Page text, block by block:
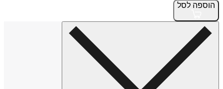
הוספה לסל